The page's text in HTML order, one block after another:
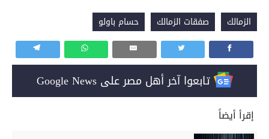
الزمالك صفقات الزمالك حسام باولو
تابعوا آخر أهل مصر على Google News
إقرأ أيضاً